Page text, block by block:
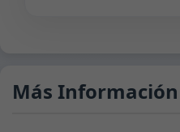
Más Información